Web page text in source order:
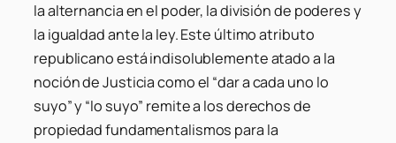
la alternancia en el poder, la división de poderes y
la igualdad ante la ley. Este último atributo
republicano está indisolublemente atado a la
noción de Justicia como el “dar a cada uno lo
suyo” y “lo suyo” remite a los derechos de
propiedad fundamentalismos para la